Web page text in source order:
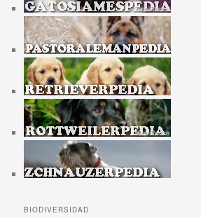
BIODIVERSIDAD